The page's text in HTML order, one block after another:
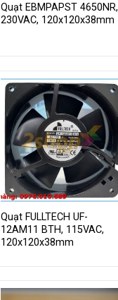
Quạt EBMPAPST 4650NR,
230VAC, 120x120x38mm
Quạt FULLTECH UF-
12AM11 BTH, 115VAC,
120x120x38mm